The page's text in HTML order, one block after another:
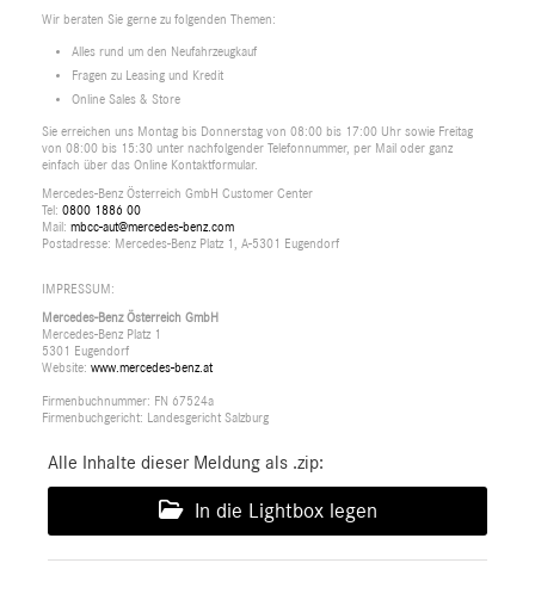
Wir beraten Sie gerne zu folgenden Themen:
Alles rund um den Neufahrzeugkauf
Fragen zu Leasing und Kredit
Online Sales & Store
Sie erreichen uns Montag bis Donnerstag von 08:00 bis 17:00 Uhr sowie Freitag
von 08:00 bis 15:30 unter nachfolgender Telefonnummer, per Mail oder ganz
einfach über das Online Kontaktformular.
Mercedes-Benz Österreich GmbH Customer Center
Tel: 0800 1886 00
Mail: mbcc-aut@mercedes-benz.com
Postadresse: Mercedes-Benz Platz 1, A-5301 Eugendorf
IMPRESSUM:
Mercedes-Benz Österreich GmbH
Mercedes-Benz Platz 1
5301 Eugendorf
Website: www.mercedes-benz.at
Firmenbuchnummer: FN 67524a
Firmenbuchgericht: Landesgericht Salzburg
Alle Inhalte dieser Meldung als .zip:
In die Lightbox legen